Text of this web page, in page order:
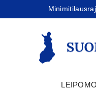
Jatka
Minimitilausraja
LEIPOMO